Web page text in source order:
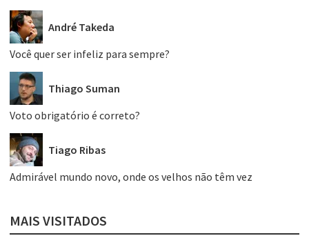
André Takeda
Você quer ser infeliz para sempre?
Thiago Suman
Voto obrigatório é correto?
Tiago Ribas
Admirável mundo novo, onde os velhos não têm vez
MAIS VISITADOS